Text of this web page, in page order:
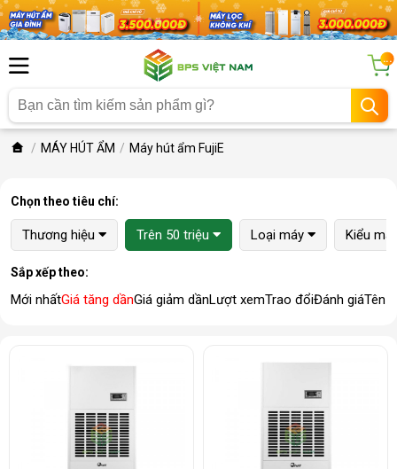
...
MÁY HÚT ẨM Máy hút ẩm FujiE
Chọn theo tiêu chí:
Thương hiệu Trên 50 triệu Loại máy Kiểu
Sắp xếp theo:
Mới nhấtGiá tăng dầnGiá giảm dầnLượt xemTrao đổiĐánh giáTên